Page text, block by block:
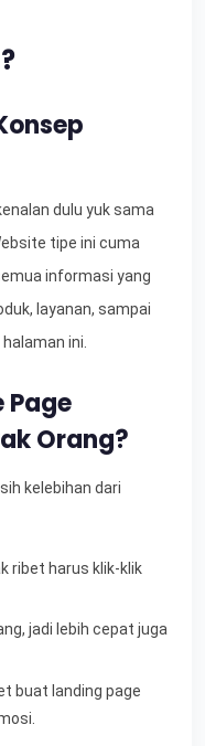
dulu yuk sama
tipe ini cuma
informasi yang
layanan, sampai
ini.
Page
Orang?
kelebihan dari
ribet harus klik-klik
jadi lebih cepat juga
buat landing page